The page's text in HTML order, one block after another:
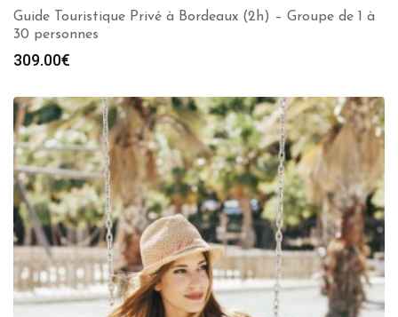
Guide Touristique Privé à Bordeaux (2h) – Groupe de 1 à
30 personnes
309.00€